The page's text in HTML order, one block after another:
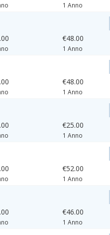
1 Anno
€48.00
1 Anno
€48.00
1 Anno
€25.00
1 Anno
€52.00
1 Anno
€46.00
1 Anno